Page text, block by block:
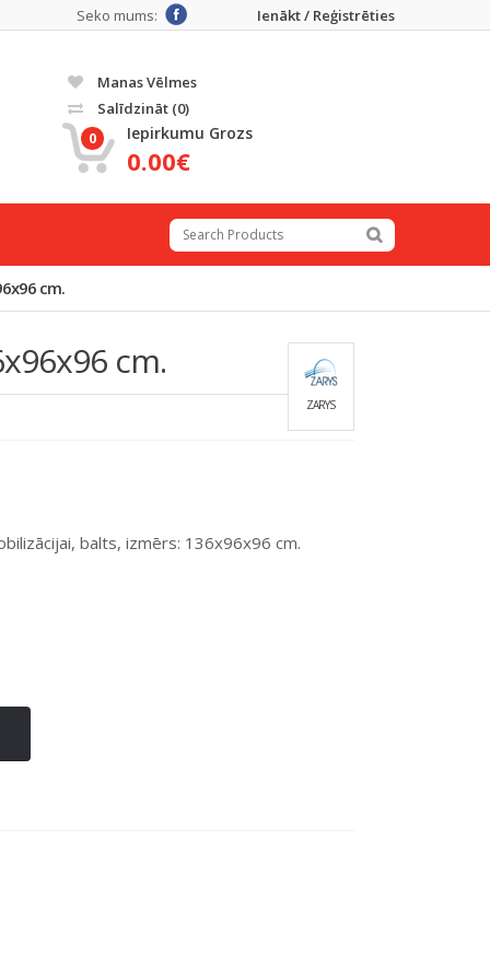
Ienākt / Reģistrēties
Seko mums:
Manas Vēlmes
Salīdzināt (0)
0 Iepirkumu Grozs
0.00€
cm.
cm.
ZARYS
balts, izmērs: 136x96x96 cm.